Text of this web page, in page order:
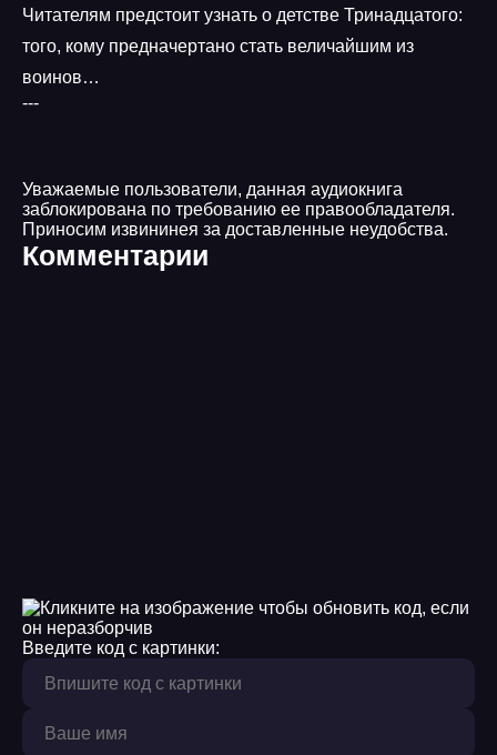
Читателям предстоит узнать о детстве Тринадцатого:
того, кому предначертано стать величайшим из
воинов…
---
Уважаемые пользователи, данная аудиокнига
заблокирована по требованию ее правообладателя.
Приносим извининея за доставленные неудобства.
Комментарии
Введите код с картинки: